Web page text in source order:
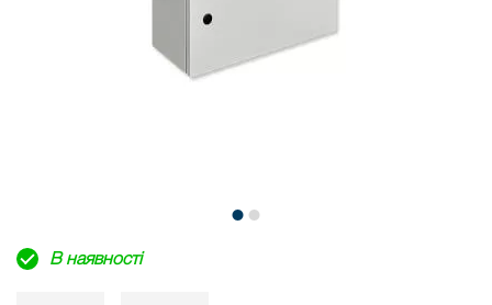
В наявності